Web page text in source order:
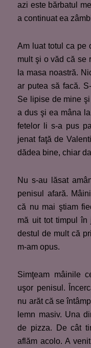
azi este bărbatul
a continuat ea
Am luat totul ca pe
mult şi o văd că se
la masa noastră.
ar putea să facă.
Se lipise de mine
a dus şi ea mâna
fetelor li s-a pus
jenat faţă de
dădea bine, chiar
Nu s-au lăsat
penisul afară.
că nu mai ştiam
mă uit tot timpul în
destul de mult că
m-am opus.
Simţeam mâinile
uşor penisul.
nu arăt că se
lemn masiv. Una
de pizza. De cât
aflăm acolo. A